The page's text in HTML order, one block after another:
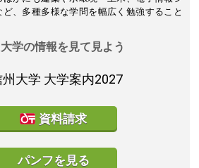
、多種多様な学問を幅広く勉強すること
学の情報を見て見よう
州大学 大学案内2027
資料請求
パンフを見る